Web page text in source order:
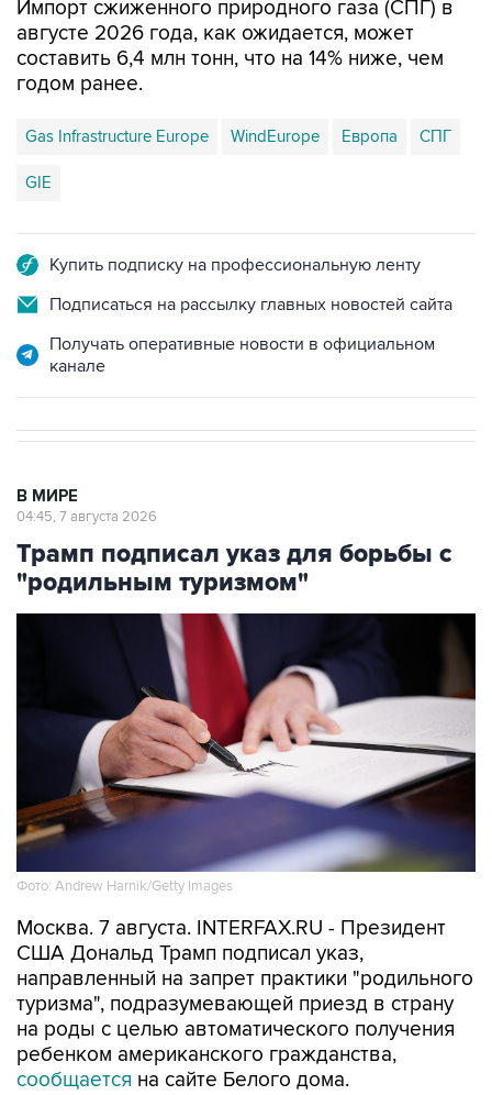
Импорт сжиженного природного газа (СПГ) в
августе 2026 года, как ожидается, может
составить 6,4 млн тонн, что на 14% ниже, чем
годом ранее.
Gas Infrastructure Europe WindEurope Европа СПГ
GIE
Купить подписку на профессиональную ленту
Подписаться на рассылку главных новостей сайта
Получать оперативные новости в официальном
канале
В МИРЕ
04:45, 7 августа 2026
Трамп подписал указ для борьбы с
"родильным туризмом"
Фото: Andrew Harnik/Getty Images
Москва. 7 августа. INTERFAX.RU - Президент
США Дональд Трамп подписал указ,
направленный на запрет практики "родильного
туризма", подразумевающей приезд в страну
на роды с целью автоматического получения
ребенком американского гражданства,
сообщается на сайте Белого дома.